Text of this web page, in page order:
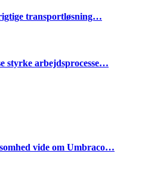
transportløsning…
styrke arbejdsprocesse…
vide om Umbraco…